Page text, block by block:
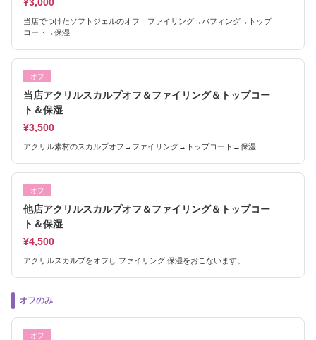
当店でつけたソフトジェルのオフ→ファイリング→バフィング→トップ
コート→保湿
オフ
当店アクリルスカルプオフ＆ファイリング＆トップコー
ト＆保湿
¥3,500
アクリル素材のスカルプオフ→ファイリング→トップコート→保湿
オフ
他店アクリルスカルプオフ＆ファイリング＆トップコー
ト＆保湿
¥4,500
アクリルスカルプをオフし ファイリング 保湿をおこないます。
オフのみ
オフ